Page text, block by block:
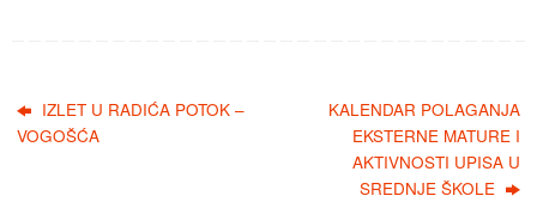
IZLET U RADIĆA POTOK –
VOGOŠĆA
KALENDAR POLAGANJA
EKSTERNE MATURE I
AKTIVNOSTI UPISA U
SREDNJE ŠKOLE